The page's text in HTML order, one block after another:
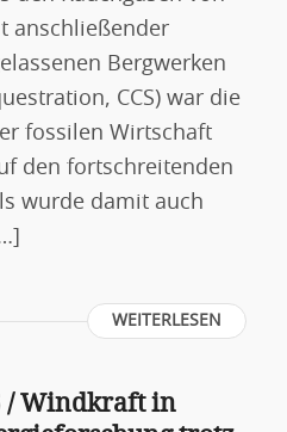
anschließender
Bergwerken
CCS) war die
fossilen Wirtschaft
den fortschreitenden
wurde damit auch
WEITERLESEN
/ Windkraft in